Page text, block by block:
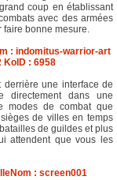
coup en établissant
avec des armées
faire bonne mesure.
une interface de
directement dans une
modes de combat que
de villes en temps
de guildes et plus
attendent que vous les